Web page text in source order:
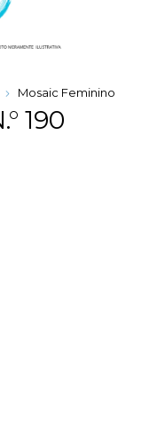
Mosaic Feminino
190